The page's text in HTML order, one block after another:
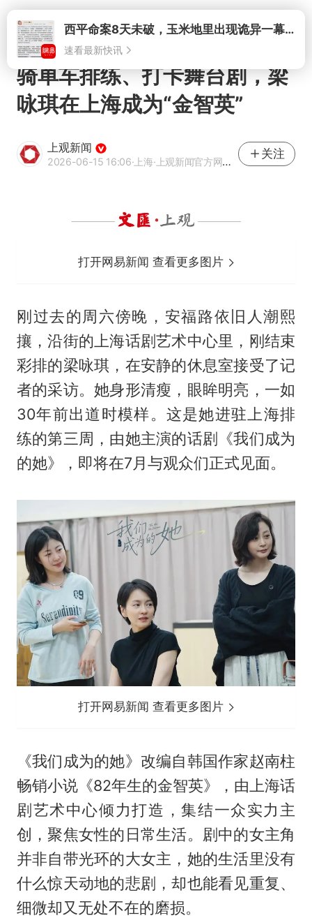
打开
骑单车排练、打卡舞台剧，梁
咏琪在上海成为“金智英”
上观新闻
2026-06-15 16:06·上海·上观新闻官方网易号
关注
打开网易新闻 查看更多图片
刚过去的周六傍晚，安福路依旧人潮熙
攘，沿街的上海话剧艺术中心里，刚结束
彩排的梁咏琪，在安静的休息室接受了记
者的采访。她身形清瘦，眼眸明亮，一如
30年前出道时模样。这是她进驻上海排
练的第三周，由她主演的话剧《我们成为
的她》，即将在7月与观众们正式见面。
打开网易新闻 查看更多图片
《我们成为的她》改编自韩国作家赵南柱
畅销小说《82年生的金智英》，由上海话
剧艺术中心倾力打造，集结一众实力主
创，聚焦女性的日常生活。剧中的女主角
并非自带光环的大女主，她的生活里没有
什么惊天动地的悲剧，却也能看见重复、
细微却又无处不在的磨损。